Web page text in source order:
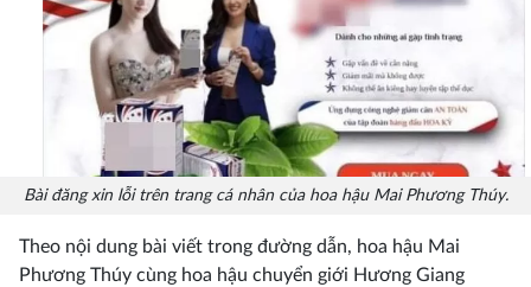
Bài đăng xin lỗi trên trang cá nhân của hoa hậu Mai Phương Thúy.
Theo nội dung bài viết trong đường dẫn, hoa hậu Mai
Phương Thúy cùng hoa hậu chuyển giới Hương Giang